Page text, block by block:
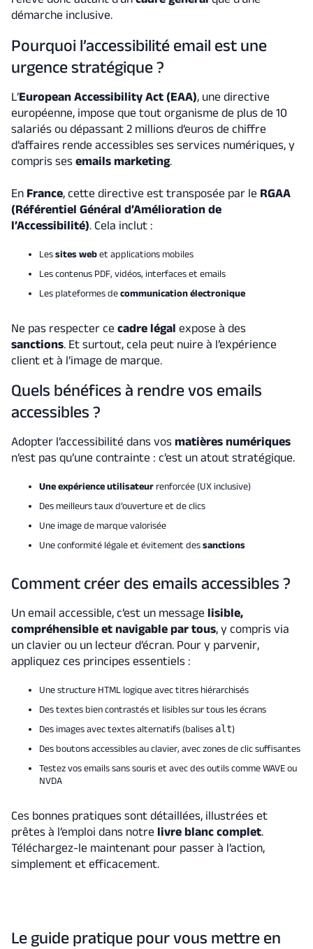
démarche inclusive.
Pourquoi l’accessibilité email est une
urgence stratégique ?
L’European Accessibility Act (EAA), une directive
européenne, impose que tout organisme de plus de 10
salariés ou dépassant 2 millions d’euros de chiffre
d’affaires rende accessibles ses services numériques, y
compris ses emails marketing.
En France, cette directive est transposée par le RGAA
(Référentiel Général d’Amélioration de
l’Accessibilité). Cela inclut :
Lessites webet applications mobiles
Les contenus PDF, vidéos, interfaces et emails
Les plateformes decommunication électronique
Ne pas respecter ce cadre légal expose à des
sanctions. Et surtout, cela peut nuire à l’expérience
client et à l’image de marque.
Quels bénéfices à rendre vos emails
accessibles ?
Adopter l’accessibilité dans vos matières numériques
n’est pas qu’une contrainte : c’est un atout stratégique.
Une expérience utilisateurrenforcée (UX inclusive)
Des meilleurs taux d’ouverture et de clics
Une image de marque valorisée
Une conformité légale et évitement dessanctions
Comment créer des emails accessibles ?
Un email accessible, c’est un message lisible,
compréhensible et navigable par tous, y compris via
un clavier ou un lecteur d’écran. Pour y parvenir,
appliquez ces principes essentiels :
Une structure HTML logique avec titres hiérarchisés
Des textes bien contrastés et lisibles sur tous les écrans
Des images avec textes alternatifs (balises alt)
Des boutons accessibles au clavier, avec zones de clic suffisantes
Testez vos emails sans souris et avec des outils comme WAVE ou
NVDA
Ces bonnes pratiques sont détaillées, illustrées et
prêtes à l’emploi dans notre livre blanc complet.
Téléchargez-le maintenant pour passer à l’action,
simplement et efficacement.
Le guide pratique pour vous mettre en